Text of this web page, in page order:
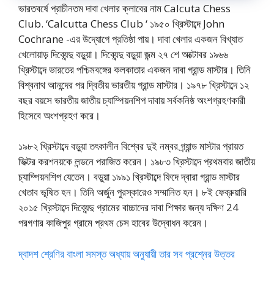
ভারতবর্ষে প্রাচীনতম দাবা খেলার ক্লাবের নাম Calcuta Chess
Club. ‘Calcutta Chess Club ‘ ১৯৫০ খ্রিস্টাব্দে John
Cochrane -এর উদ্যোগে প্রতিষ্ঠা পায়। দাবা খেলার একজন বিখ্যাত
খেলোয়াড় দিব্যেন্দু বড়ুয়া। দিব্যেন্দু বড়ুয়া জন্ম ২৭ শে অক্টোবর ১৯৬৬
খ্রিস্টাব্দে ভারতের পশ্চিমবঙ্গের কলকাতার একজন দাবা গ্রান্ড মাস্টার। তিনি
বিশ্বনাথ আনন্দের পর দ্বিতীয় ভারতীয় গ্রান্ড মাস্টার। ১৯৭৮ খ্রিস্টাব্দে ১২
বছর বয়সে ভারতীয় জাতীয় চ্যাম্পিয়নশিপ দাবায় সর্বকনিষ্ঠ অংশগ্রহণকারী
হিসেবে অংশগ্রহণ করে।
১৯৮২ খ্রিস্টাব্দে বড়ুয়া তৎকালীন বিশ্বের দুই নম্বর গ্র্যান্ড মাস্টার প্রায়ত
ভিক্টর করশনয়কে লন্ডনে পরাজিত করেন। ১৯৮৩ খ্রিস্টাব্দে প্রথমবার জাতীয়
চ্যাম্পিয়নশিপ যেতেন। বড়ুয়া ১৯৯১ খ্রিস্টাব্দে ফিদে দ্বারা গ্রান্ড মাস্টার
খেতাব ভূষিত হন। তিনি অর্জুন পুরস্কারেও সম্মানিত হন। ৮ই ফেব্রুয়ারি
২০১৫ খ্রিস্টাব্দে দিব্যেন্দু গ্রামের বাচ্চাদের দাবা শিক্ষার জন্য দক্ষিণ 24
পরগণার কাজিপুর গ্রামে প্রথম চেস হাবের উদ্বোধন করেন।
দ্বাদশ শ্রেণির বাংলা সমস্ত অধ্যায় অনুযায়ী তার সব প্রশ্নের উত্তর